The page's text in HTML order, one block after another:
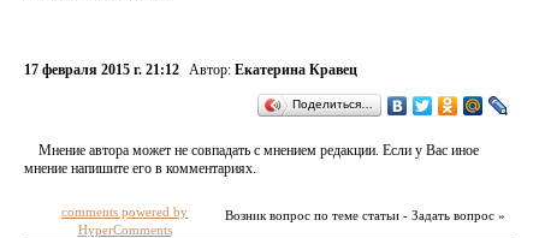
17 февраля 2015 г. 21:12 Автор: Екатерина Кравец
Поделиться…
Мнение автора может не совпадать с мнением редакции. Если у Вас иное
мнение напишите его в комментариях.
Возник вопрос по теме статьи - Задать вопрос »
comments powered by
HyperComments